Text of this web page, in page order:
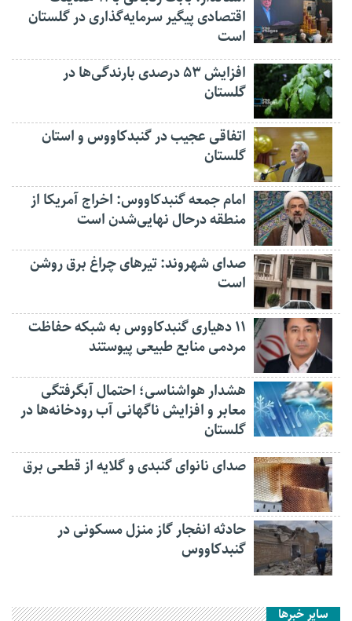
اقتصادی پیگیر سرمایه‌گذاری در گلستان
است
افزایش ۵۳ درصدی بارندگی‌ها در
گلستان
اتفاقی عجیب در‌ گنبدکاووس و استان
گلستان
امام جمعه گنبدکاووس: اخراج آمریکا از
منطقه درحال نهایی‌شدن است
صدای شهروند: تیرهای چراغ برق روشن
است
۱۱ دهیاری گنبدکاووس به شبکه حفاظت
مردمی منابع طبیعی پیوستند
هشدار هواشناسی؛ احتمال آبگرفتگی
معابر و افزایش ناگهانی آب رودخانه‌ها در
گلستان
صدای نانوای گنبدی و گلایه از قطعی برق
حادثه انفجار گاز منزل مسکونی در
گنبدکاووس
سایر خبرها